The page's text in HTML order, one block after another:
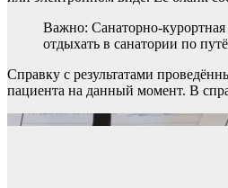
Важно: Санаторно-курортная
отдыхать в санатории по
Справку с результатами
пациента на данный момент. В